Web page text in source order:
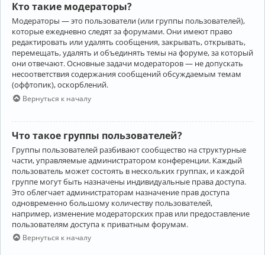
Кто такие модераторы?
Модераторы — это пользователи (или группы пользователей),
которые ежедневно следят за форумами. Они имеют право
редактировать или удалять сообщения, закрывать, открывать,
перемещать, удалять и объединять темы на форуме, за который
они отвечают. Основные задачи модераторов — не допускать
несоответствия содержания сообщений обсуждаемым темам
(оффтопик), оскорблений.
Вернуться к началу
Что такое группы пользователей?
Группы пользователей разбивают сообщество на структурные
части, управляемые администратором конференции. Каждый
пользователь может состоять в нескольких группах, и каждой
группе могут быть назначены индивидуальные права доступа.
Это облегчает администраторам назначение прав доступа
одновременно большому количеству пользователей,
например, изменение модераторских прав или предоставление
пользователям доступа к приватным форумам.
Вернуться к началу